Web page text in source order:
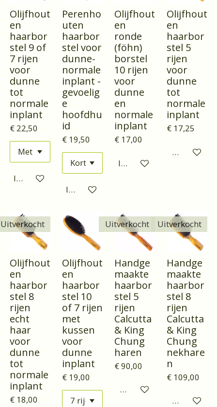
Olijfhout
en
haarbor
stel 9 of
7 rijen
voor
dunne
tot
normale
inplant
€ 22,50
In winkelwagen
Perenho
uten
haarbor
stel voor
dunne-
normale
inplant -
gevoelig
e
hoofdhu
id
€ 19,50
In winkelwagen
Olijfhout
en
ronde
(föhn)
borstel
10 rijen
voor
dunne
en
normale
inplant
€ 17,00
In winkelwagen
Olijfhout
en
haarbor
stel 5
rijen
voor
dunne
tot
normale
inplant
€ 17,25
Houd mij
Uitverkocht
Olijfhout
en
haarbor
stel 8
rijen
echt
haar
voor
dunne
tot
normale
inplant
€ 18,00
Olijfhout
en
haarbor
stel 10
of 7 rijen
met
kussen
voor
dunne
inplant
€ 19,00
Uitverkocht
Handge
maakte
haarbor
stel 5
rijen
Calcutta
& King
Chung
haren
€ 90,00
Houd mij op de hoogte
Uitverkocht
Handge
maakte
haarbor
stel 8
rijen
Calcutta
& King
Chung
nekhare
n
€ 109,00
Houd mij